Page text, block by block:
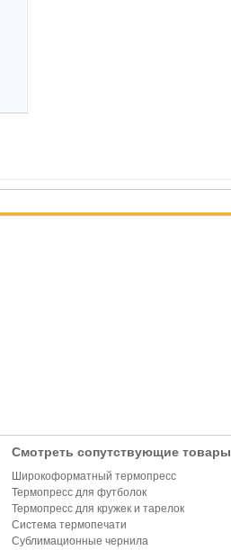
Смотреть сопутствующие товары
Широкоформатный термопресс
Термопресс для футболок
Термопресс для кружек и тарелок
Система термопечати
Сублимационные чернила